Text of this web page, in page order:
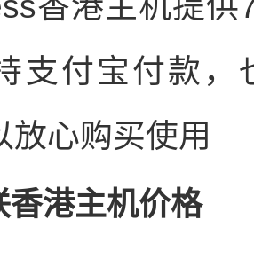
支付宝付款
放心购买使用
香港主机价格